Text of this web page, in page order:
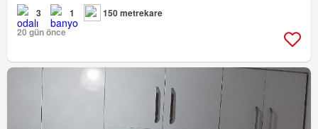
3 1
150 metrekare
20 gün önce